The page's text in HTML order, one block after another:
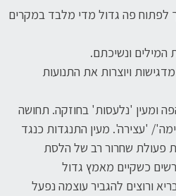
לפתוח פה גדול מדי מלבד במקרים
המילים ונשיכתם.
ויוצרות את התנועות
ומעין 'נלעסות' בחוזקה. תחושה
'עצירה'. מעין התנגדות כנגד
פעולת שחרור רב של הלסת
כשקיים מאמץ גדול
ורוצים להגביר עוצמה נפעל